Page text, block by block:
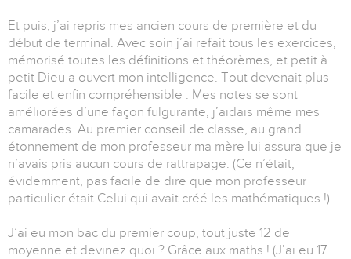
Et puis, j’ai repris mes ancien cours de première et du
début de terminal. Avec soin j’ai refait tous les exercices,
mémorisé toutes les définitions et théorèmes, et petit à
petit Dieu a ouvert mon intelligence. Tout devenait plus
facile et enfin compréhensible . Mes notes se sont
améliorées d’une façon fulgurante, j’aidais même mes
camarades. Au premier conseil de classe, au grand
étonnement de mon professeur ma mère lui assura que je
n’avais pris aucun cours de rattrapage. (Ce n’était,
évidemment, pas facile de dire que mon professeur
particulier était Celui qui avait créé les mathématiques !)
J’ai eu mon bac du premier coup, tout juste 12 de
moyenne et devinez quoi ? Grâce aux maths ! (J’ai eu 17